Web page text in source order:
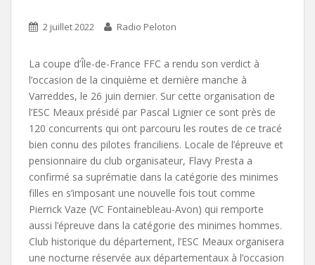
2 juillet 2022 Radio Peloton
La coupe d’Île-de-France FFC a rendu son verdict à
l’occasion de la cinquième et dernière manche à
Varreddes, le 26 juin dernier. Sur cette organisation de
l’ESC Meaux présidé par Pascal Lignier ce sont près de
120 concurrents qui ont parcouru les routes de ce tracé
bien connu des pilotes franciliens. Locale de l’épreuve et
pensionnaire du club organisateur, Flavy Presta a
confirmé sa suprématie dans la catégorie des minimes
filles en s’imposant une nouvelle fois tout comme
Pierrick Vaze (VC Fontainebleau-Avon) qui remporte
aussi l’épreuve dans la catégorie des minimes hommes.
Club historique du département, l’ESC Meaux organisera
une nocturne réservée aux départementaux à l’occasion